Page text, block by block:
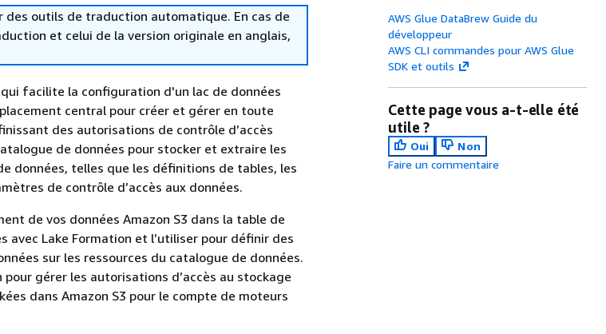
outils de traduction automatique. En cas de
et celui de la version originale en anglais,
facilite la configuration d'un lac de données
central pour créer et gérer en toute
des autorisations de contrôle d’accès
de données pour stocker et extraire les
données, telles que les définitions de tables, les
de contrôle d’accès aux données.
de vos données Amazon S3 dans la table de
avec Lake Formation et l’utiliser pour définir des
sur les ressources du catalogue de données.
gérer les autorisations d’accès au stockage
dans Amazon S3 pour le compte de moteurs
AWS Glue DataBrew Guide du
développeur
AWS CLI commandes pour AWS Glue
SDK et outils
Cette page vous a-t-elle été
utile ?
Oui
Non
Faire un commentaire